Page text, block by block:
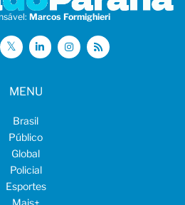
Marcos Formighieri
MENU
Brasil
Público
Global
Policial
Esportes